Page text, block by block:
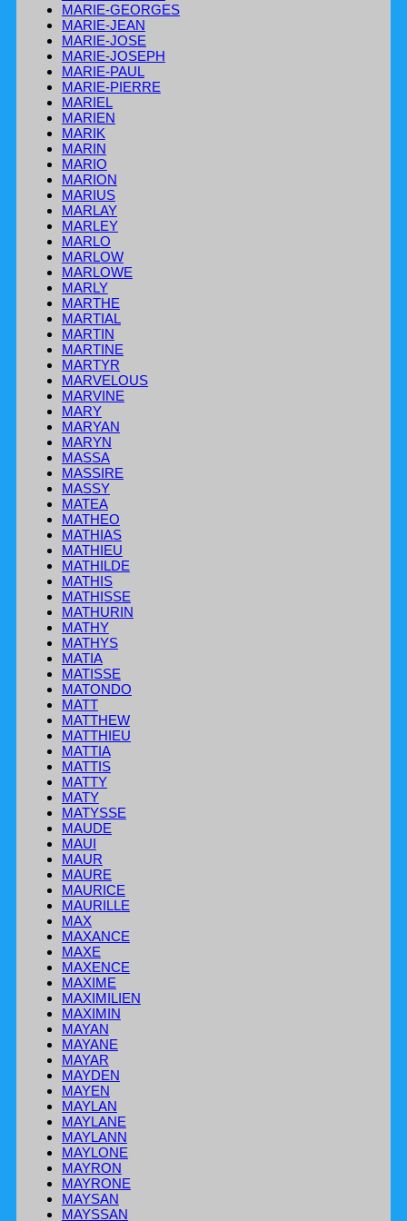
MARIE-GEORGES
MARIE-JEAN
MARIE-JOSE
MARIE-JOSEPH
MARIE-PAUL
MARIE-PIERRE
MARIEL
MARIEN
MARIK
MARIN
MARIO
MARION
MARIUS
MARLAY
MARLEY
MARLO
MARLOW
MARLOWE
MARLY
MARTHE
MARTIAL
MARTIN
MARTINE
MARTYR
MARVELOUS
MARVINE
MARY
MARYAN
MARYN
MASSA
MASSIRE
MASSY
MATEA
MATHEO
MATHIAS
MATHIEU
MATHILDE
MATHIS
MATHISSE
MATHURIN
MATHY
MATHYS
MATIA
MATISSE
MATONDO
MATT
MATTHEW
MATTHIEU
MATTIA
MATTIS
MATTY
MATY
MATYSSE
MAUDE
MAUI
MAUR
MAURE
MAURICE
MAURILLE
MAX
MAXANCE
MAXE
MAXENCE
MAXIME
MAXIMILIEN
MAXIMIN
MAYAN
MAYANE
MAYAR
MAYDEN
MAYEN
MAYLAN
MAYLANE
MAYLANN
MAYLONE
MAYRON
MAYRONE
MAYSAN
MAYSSAN